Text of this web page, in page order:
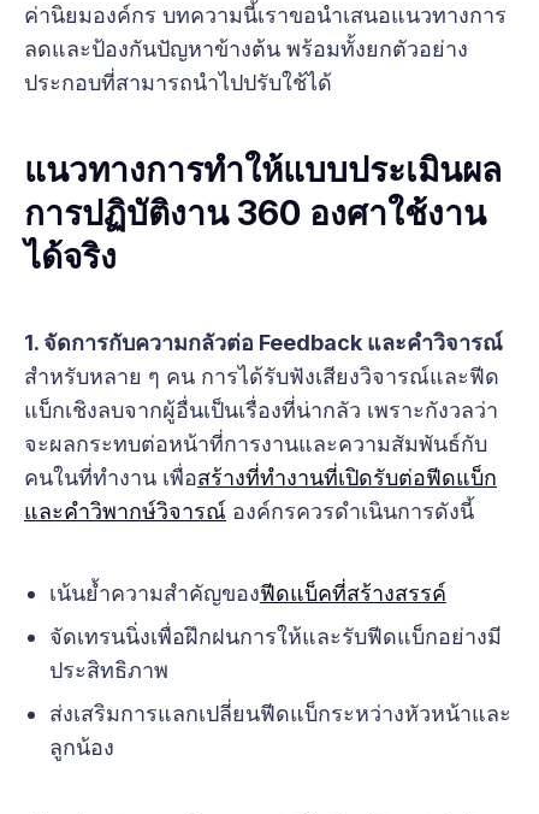
ค่านิยมองค์กร บทความนี้เราขอนำเสนอแนวทางการ
ลดและป้องกันปัญหาข้างต้น พร้อมทั้งยกตัวอย่าง
ประกอบที่สามารถนำไปปรับใช้ได้
แนวทางการทำให้แบบประเมินผล
การปฏิบัติงาน 360 องศาใช้งาน
ได้จริง
1. จัดการกับความกลัวต่อ Feedback และคำวิจารณ์
สำหรับหลาย ๆ คน การได้รับฟังเสียงวิจารณ์และฟีด
แบ็กเชิงลบจากผู้อื่นเป็นเรื่องที่น่ากลัว เพราะกังวลว่า
จะผลกระทบต่อหน้าที่การงานและความสัมพันธ์กับ
คนในที่ทำงาน เพื่อสร้างที่ทำงานที่เปิดรับต่อฟีดแบ็ก
และคำวิพากษ์วิจารณ์ องค์กรควรดำเนินการดังนี้
เน้นย้ำความสำคัญของฟีดแบ็คที่สร้างสรรค์
จัดเทรนนิ่งเพื่อฝึกฝนการให้และรับฟีดแบ็กอย่างมี
ประสิทธิภาพ
ส่งเสริมการแลกเปลี่ยนฟีดแบ็กระหว่างหัวหน้าและ
ลูกน้อง